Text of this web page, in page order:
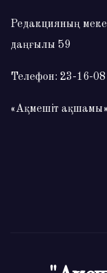
Редакцияның
даңғылы 59
Телефон: 23-16-08
«Ақмешіт